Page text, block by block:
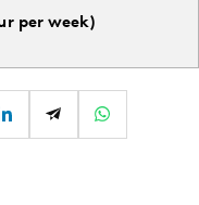
per week)